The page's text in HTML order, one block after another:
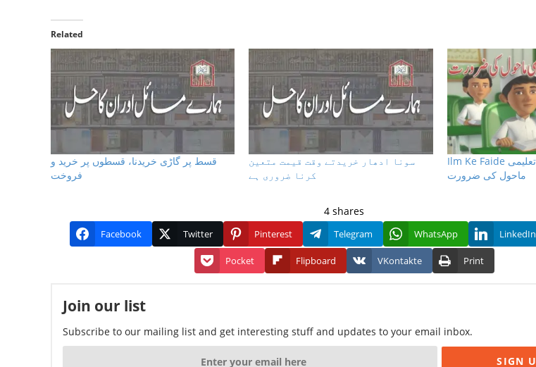
Related
قسط پر گاڑی خریدنا، قسطوں پر خرید و
فروخت
سونا ادھار خریدتے وقت قیمت متعین
کرنا ضروری ہے
Ilm Ke Faide علم کے فائدے اور تعلیمی
ماحول کی ضرورت
4 shares
Facebook Twitter Pinterest Telegram WhatsApp LinkedIn
Pocket Flipboard VKontakte Print
Join our list
Subscribe to our mailing list and get interesting stuff and updates to your email inbox.